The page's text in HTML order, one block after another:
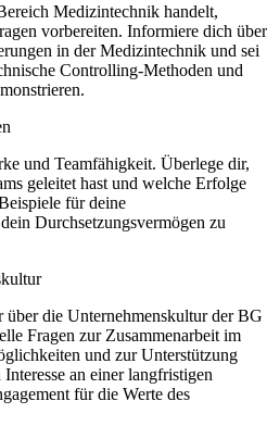
Medizintechnik handelt,
vorbereiten. Informiere dich über
in der Medizintechnik und sei
Controlling-Methoden und
und Teamfähigkeit. Überlege dir,
geleitet hast und welche Erfolge
für deine
Durchsetzungsvermögen zu
die Unternehmenskultur der BG
Fragen zur Zusammenarbeit im
und zur Unterstützung
an einer langfristigen
für die Werte des